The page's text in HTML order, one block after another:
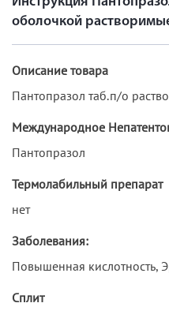
оболочкой
Описание товара
Пантопразол таб.п/о
Международное
Пантопразол
Термолабильный препарат
нет
Заболевания:
Повышенная кислотность,
Сплит